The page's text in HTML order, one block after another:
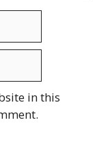
in this